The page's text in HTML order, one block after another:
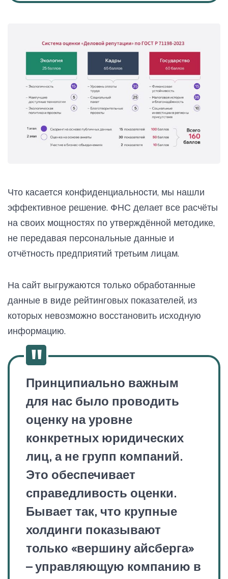
Что касается конфиденциальности, мы нашли
эффективное решение. ФНС делает все расчёты
на своих мощностях по утверждённой методике,
не передавая персональные данные и
отчётность предприятий третьим лицам.
На сайт выгружаются только обработанные
данные в виде рейтинговых показателей, из
которых невозможно восстановить исходную
информацию.
Принципиально важным
для нас было проводить
оценку на уровне
конкретных юридических
лиц, а не групп компаний.
Это обеспечивает
справедливость оценки.
Бывает так, что крупные
холдинги показывают
только «вершину айсберга»
– управляющую компанию в